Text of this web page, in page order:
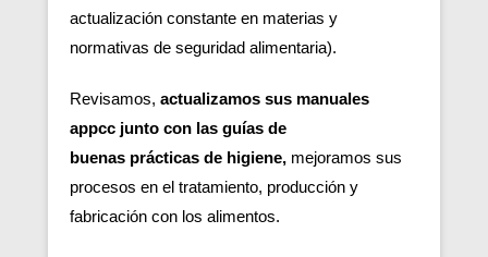
actualización constante en materias y
normativas de seguridad alimentaria).
Revisamos, actualizamos sus manuales
appcc junto con las guías de
buenas prácticas de higiene, mejoramos sus
procesos en el tratamiento, producción y
fabricación con los alimentos.